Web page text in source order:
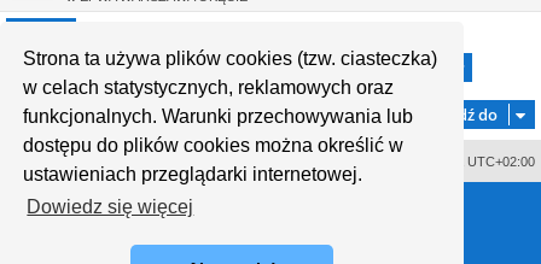
Strona ta używa plików cookies (tzw. ciasteczka)
w celach statystycznych, reklamowych oraz
funkcjonalnych. Warunki przechowywania lub
dostępu do plików cookies można określić w
ustawieniach przeglądarki internetowej.
Dowiedz się więcej
Znaleziono 721 wyników Strona1z29
1 2 3 4 5 … 29
Przejdź do
UTC+02:00
Technologię dostarcza phpBB ® Forum Software © phpBB Limited
Polski pakiet językowy dostarcza